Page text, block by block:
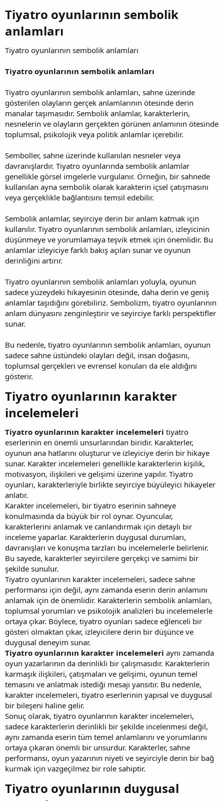
Tiyatro oyunlarının sembolik
anlamları​
Tiyatro oyunlarının sembolik anlamları
Tiyatro oyunlarının sembolik anlamları
Tiyatro oyunlarının sembolik anlamları, sahne üzerinde
gösterilen olayların gerçek anlamlarının ötesinde derin
manalar taşımasıdır. Sembolik anlamlar, karakterlerin,
nesnelerin ve olayların gerçekten görünen anlamının ötesinde
toplumsal, psikolojik veya politik anlamlar içerebilir.
Semboller, sahne üzerinde kullanılan nesneler veya
davranışlardır. Tiyatro oyunlarında sembolik anlamlar
genellikle görsel imgelerle vurgulanır. Örneğin, bir sahnede
kullanılan ayna sembolik olarak karakterin içsel çatışmasını
veya gerçeklikle bağlantısını temsil edebilir.
Sembolik anlamlar, seyirciye derin bir anlam katmak için
kullanılır. Tiyatro oyunlarının sembolik anlamları, izleyicinin
düşünmeye ve yorumlamaya teşvik etmek için önemlidir. Bu
anlamlar izleyiciye farklı bakış açıları sunar ve oyunun
derinliğini artırır.
Tiyatro oyunlarının sembolik anlamları yoluyla, oyunun
sadece yüzeydeki hikayesinin ötesinde, daha derin ve geniş
anlamlar taşıdığını görebiliriz. Sembolizm, tiyatro oyunlarının
anlam dünyasını zenginleştirir ve seyirciye farklı perspektifler
sunar.
Bu nedenle, tiyatro oyunlarının sembolik anlamları, oyunun
sadece sahne üstündeki olayları değil, insan doğasını,
toplumsal gerçekleri ve evrensel konuları da ele aldığını
gösterir.
Tiyatro oyunlarının karakter
incelemeleri​
Tiyatro oyunlarının karakter incelemeleri tiyatro
eserlerinin en önemli unsurlarından biridir. Karakterler,
oyunun ana hatlarını oluşturur ve izleyiciye derin bir hikaye
sunar. Karakter incelemeleri genellikle karakterlerin kişilik,
motivasyon, ilişkileri ve gelişimi üzerine yapılır. Tiyatro
oyunları, karakterleriyle birlikte seyirciye büyüleyici hikayeler
anlatır.
Karakter incelemeleri, bir tiyatro eserinin sahneye
konulmasında da büyük bir rol oynar. Oyuncular,
karakterlerini anlamak ve canlandırmak için detaylı bir
inceleme yaparlar. Karakterlerin duygusal durumları,
davranışları ve konuşma tarzları bu incelemelerle belirlenir.
Bu sayede, karakterler seyircilere gerçekçi ve samimi bir
şekilde sunulur.
Tiyatro oyunlarının karakter incelemeleri, sadece sahne
performansı için değil, aynı zamanda eserin derin anlamını
anlamak için de önemlidir. Karakterlerin sembolik anlamları,
toplumsal yorumları ve psikolojik analizleri bu incelemelerle
ortaya çıkar. Böylece, tiyatro oyunları sadece eğlenceli bir
gösteri olmaktan çıkar, izleyicilere derin bir düşünce ve
duygusal deneyim sunar.
Tiyatro oyunlarının karakter incelemeleri aynı zamanda
oyun yazarlarının da derinlikli bir çalışmasıdır. Karakterlerin
karmaşık ilişkileri, çatışmaları ve gelişimi, oyunun temel
temasını ve anlatmak istediği mesajı yansıtır. Bu nedenle,
karakter incelemeleri, tiyatro eserlerinin yapısal ve duygusal
bir bileşeni haline gelir.
Sonuç olarak, tiyatro oyunlarının karakter incelemeleri,
sadece karakterlerin derinlikli bir şekilde incelenmesi değil,
aynı zamanda eserin tüm temel anlamlarını ve yorumlarını
ortaya çıkaran önemli bir unsurdur. Karakterler, sahne
performansı, oyun yazarının niyeti ve seyirciyle derin bir bağ
kurmak için vazgeçilmez bir role sahiptir.
Tiyatro oyunlarının duygusal